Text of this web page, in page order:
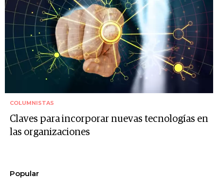
COLUMNISTAS
Claves para incorporar nuevas tecnologías en
las organizaciones
Popular